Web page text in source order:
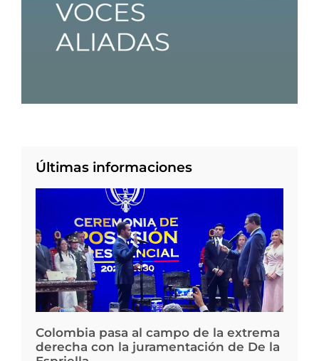
Últimas informaciones
Colombia pasa al campo de la extrema
derecha con la juramentación de De la